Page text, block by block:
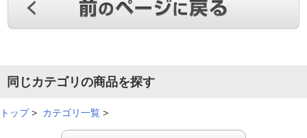
同じカテゴリの商品を探す
トップ> カテゴリ一覧 >